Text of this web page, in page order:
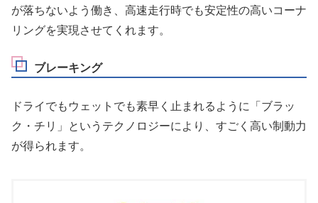
が落ちないよう働き、高速走行時でも安定性の高いコーナ
リングを実現させてくれます。
ブレーキング
ドライでもウェットでも素早く止まれるように「ブラッ
ク・チリ」というテクノロジーにより、すごく高い制動力
が得られます。